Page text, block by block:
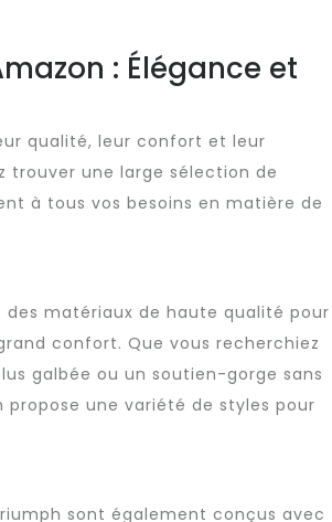
: Élégance et
qualité, leur confort et leur
trouver une large sélection de
à tous vos besoins en matière de
matériaux de haute qualité pour
confort. Que vous recherchiez
galbée ou un soutien-gorge sans
une variété de styles pour
sont également conçus avec